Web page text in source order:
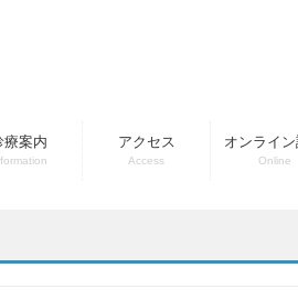
療案内 アクセス
Access
オンライ
Online